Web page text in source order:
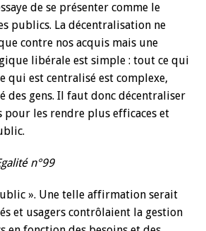
de se présenter comme le
publics. La décentralisation ne
contre nos acquis mais une
libérale est simple : tout ce qui
qui est centralisé est complexe,
des gens. Il faut donc décentraliser
pour les rendre plus efficaces et
n°99
». Une telle affirmation serait
et usagers contrôlaient la gestion